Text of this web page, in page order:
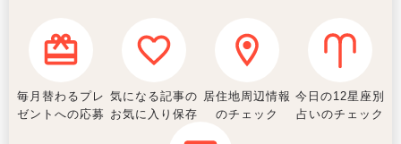
毎月替わるプレ
ゼントへの応募
気になる記事の
お気に入り保存
居住地周辺情報
のチェック
今日の12星座別
占いのチェック